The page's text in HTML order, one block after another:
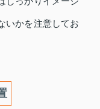
いかを注意してお